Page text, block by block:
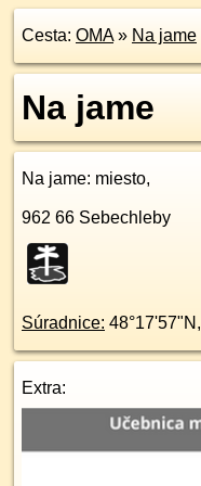
Cesta: OMA» Na jame
Na jame
Na jame: miesto,
962 66 Sebechleby
Súradnice: 48°17'57"N ,
Extra: